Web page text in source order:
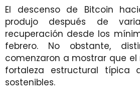
El descenso de Bitcoin
produjo después de
recuperación desde los
febrero. No obstante,
comenzaron a mostrar que
fortaleza estructural típica
sostenibles.